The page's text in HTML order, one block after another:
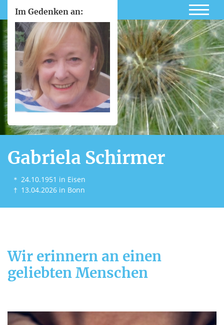
Im Gedenken an:
Gabriela Schirmer
＊ 24.10.1951 in Eisen
† 13.04.2026 in Bonn
Wir erinnern an einen
geliebten Menschen